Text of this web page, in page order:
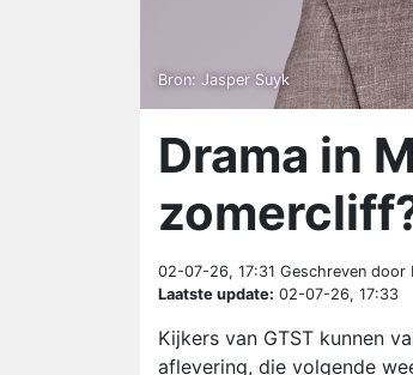
Bron: Jasper Suyk
Drama in
02-07-26, 17:31 Geschreven door
Laatste update: 02-07-26, 17:33
Kijkers van GTST kunnen
aflevering, die volgende